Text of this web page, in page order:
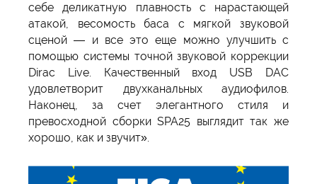
себе деликатную плавность с нарастающей
атакой, весомость баса с мягкой звуковой
сценой — и все это еще можно улучшить с
помощью системы точной звуковой коррекции
Dirac Live. Качественный вход USB DAC
удовлетворит двухканальных аудиофилов.
Наконец, за счет элегантного стиля и
превосходной сборки SPA25 выглядит так же
хорошо, как и звучит».